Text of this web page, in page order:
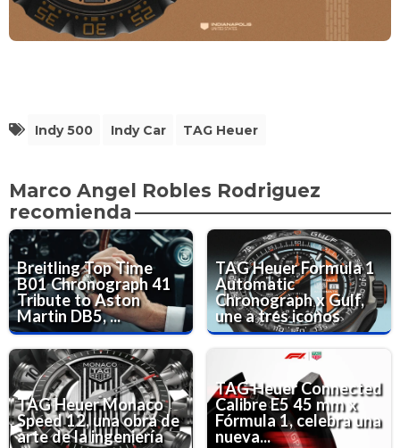
Indy 500 Indy Car TAG Heuer
Marco Angel Robles Rodriguez
recomienda
Breitling Top Time
B01 Chronograph 41
Tribute to Aston
Martin DB5, ...
TAG Heuer Formula 1
Automatic
Chronograph x Gulf,
une a tres iconos
TAG Heuer Monaco
Speed 12, una obra de
arte de la ingeniería
TAG Heuer Connected
Calibre E5 45 mm x
Fórmula 1, celebra una
nueva...